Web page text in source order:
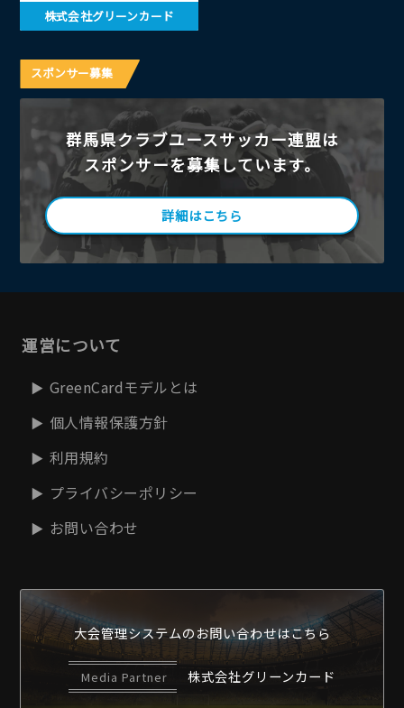
株式会社グリーンカード
スポンサー募集
群馬県クラブユースサッカー連盟は
スポンサーを募集しています。
詳細はこちら
運営について
GreenCardモデルとは
個人情報保護方針
利用規約
プライバシーポリシー
お問い合わせ
大会管理システムのお問い合わせはこちら
Media Partner 株式会社グリーンカード